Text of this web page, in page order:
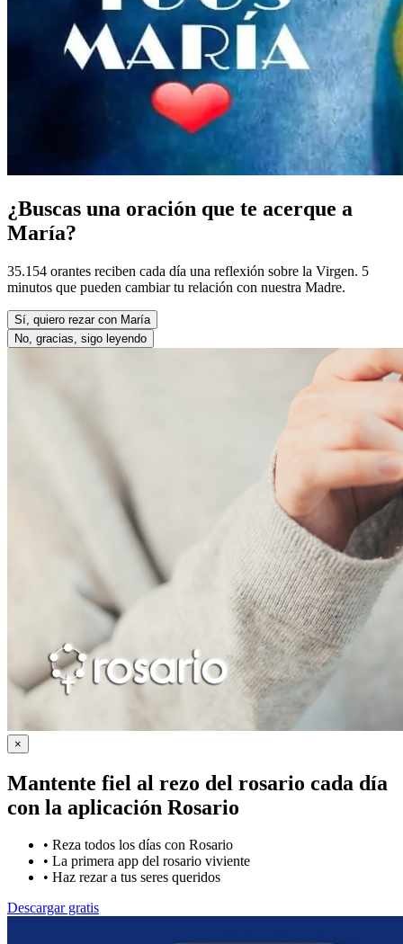
¿Buscas una oración que te acerque a
María?
35.154 orantes reciben cada día una reflexión sobre la Virgen. 5
minutos que pueden cambiar tu relación con nuestra Madre.
Sí, quiero rezar con María
No, gracias, sigo leyendo
×
Mantente fiel al rezo del rosario cada día
con la aplicación Rosario
• Reza todos los días con Rosario
• La primera app del rosario viviente
• Haz rezar a tus seres queridos
Descargar gratis